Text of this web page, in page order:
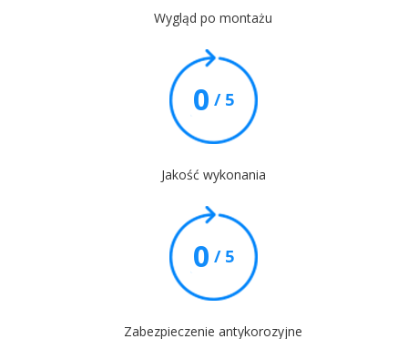
Wygląd po montażu
0 / 5
Jakość wykonania
0 / 5
Zabezpieczenie antykorozyjne